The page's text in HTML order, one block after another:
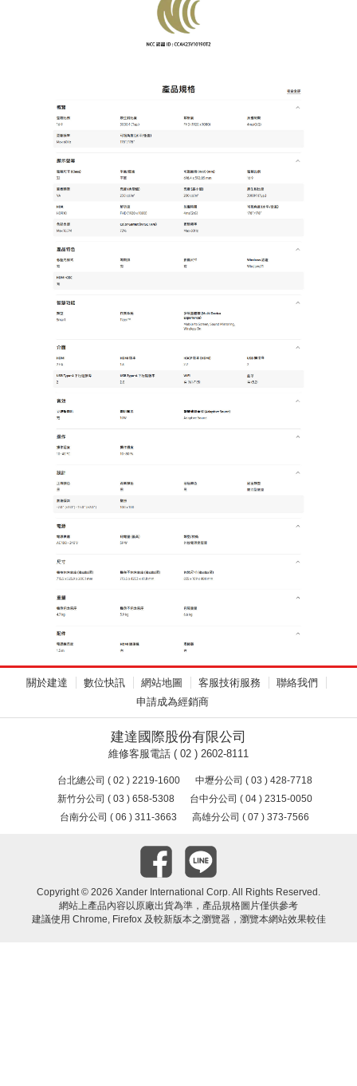
關於建達 數位快訊 網站地圖 客服技術服務
聯絡我們
申請成為經銷商
建達國際股份有限公司
維修客服電話 ( 02 ) 2602-8111
台北總公司 ( 02 ) 2219-1600
中壢分公司 ( 03 ) 428-7718
新竹分公司 ( 03 ) 658-5308
台中分公司 ( 04 ) 2315-0050
台南分公司 ( 06 ) 311-3663
高雄分公司 ( 07 ) 373-7566
Copyright © 2026 Xander International Corp. All Rights Reserved.
網站上產品內容以原廠出貨為準，產品規格圖片僅供參考
建議使用 Chrome, Firefox 及較新版本之瀏覽器，瀏覽本網站效果較佳